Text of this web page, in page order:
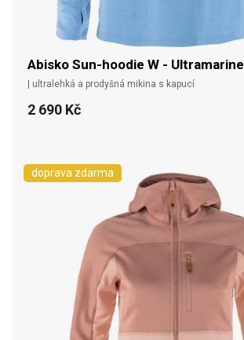
Abisko Sun-hoodie W - Ultramarine
| ultralehká a prodyšná mikina s kapucí
2 690 Kč
doprava zdarma